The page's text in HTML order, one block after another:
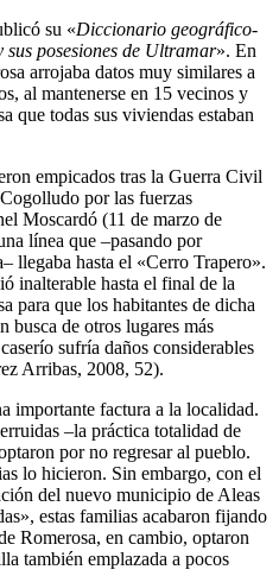
su «Diccionario geográfico-
posesiones de Ultramar». En
arrojaba datos muy similares a
al mantenerse en 15 vecinos y
que todas sus viviendas estaban
empicados tras la Guerra Civil
por las fuerzas
Moscardó (11 de marzo de
línea que –pasando por
llegaba hasta el «Cerro Trapero».
inalterable hasta el final de la
para que los habitantes de dicha
busca de otros lugares más
sufría daños considerables
Arribas, 2008, 52).
importante factura a la localidad.
–la práctica totalidad de
por no regresar al pueblo.
lo hicieron. Sin embargo, con el
del nuevo municipio de Aleas
estas familias acabaron fijando
Romerosa, en cambio, optaron
también emplazada a pocos